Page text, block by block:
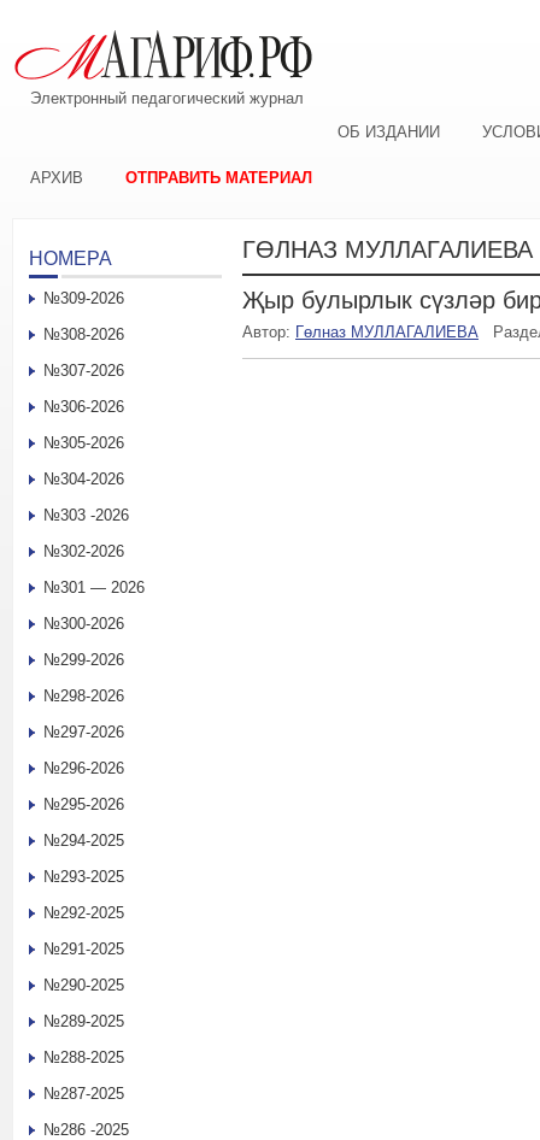
Электронный педагогический журнал
ОБ ИЗДАНИИ
АРХИВ ОТПРАВИТЬ МАТЕРИАЛ
ГӨЛНАЗ МУЛЛАГАЛИЕВА
Җыр булырлык сүзләр
Автор: Гөлназ МУЛЛАГАЛИЕВА
НОМЕРА
№309-2026
№308-2026
№307-2026
№306-2026
№305-2026
№304-2026
№303 -2026
№302-2026
№301 — 2026
№300-2026
№299-2026
№298-2026
№297-2026
№296-2026
№295-2026
№294-2025
№293-2025
№292-2025
№291-2025
№290-2025
№289-2025
№288-2025
№287-2025
№286 -2025